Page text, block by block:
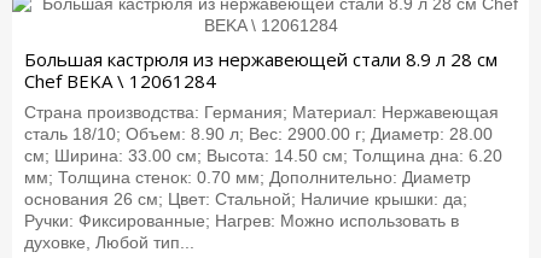
Большая кастрюля из нержавеющей стали 8.9 л 28 см
Chef BEKA \ 12061284
Страна производства: Германия; Материал: Нержавеющая
сталь 18/10; Объем: 8.90 л; Вес: 2900.00 г; Диаметр: 28.00
см; Ширина: 33.00 см; Высота: 14.50 см; Толщина дна: 6.20
мм; Толщина стенок: 0.70 мм; Дополнительно: Диаметр
основания 26 см; Цвет: Стальной; Наличие крышки: да;
Ручки: Фиксированные; Нагрев: Можно использовать в
духовке, Любой тип...